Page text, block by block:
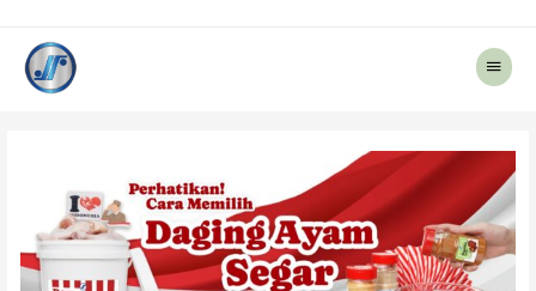
Main
Menu